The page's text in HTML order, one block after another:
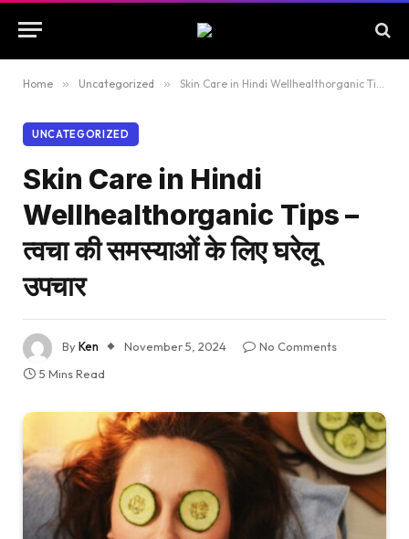
Home » Uncategorized » Skin Care in Hindi Wellhealthorganic Tips – त्वचा की समस्याओं के लिए घरेलू उपचार
UNCATEGORIZED
Skin Care in Hindi
Wellhealthorganic Tips –
त्वचा की समस्याओं के लिए घरेलू
उपचार
ByKen November 5, 2024
No Comments
5 Mins Read